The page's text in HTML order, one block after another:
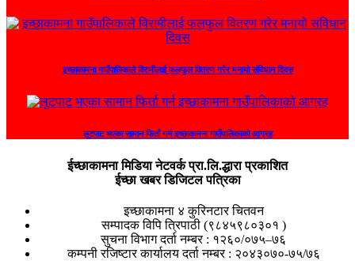
इच्छाकामना गाउँपालिकाले विरामीलाई फलफुल वितरण गरेर मनायो संविधान दिवस
लुटपाट भएका सामान फिर्ता गर्न इच्छाकामना गाउँपालिकाको आग्रह
ईच्छाकामना मिडिया नेटवर्क प्रा.लि.द्धारा प्रकाशित
ईच्छा खबर डिजिटल पत्रिका
इच्छाकामना ४ कुरिनटार चितवन
सम्पादक विपि त्रिपाठी (९८४५९८०३०१ )
सुचना विभाग दर्ता नम्बर : १२६०/०७५–७६
कम्पनी रजिष्टार कार्यालय दर्ता नम्बर : २०४३०७०-७५/७६